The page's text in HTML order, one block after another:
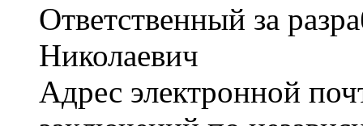
Ответственный за
Николаевич
Адрес электронной